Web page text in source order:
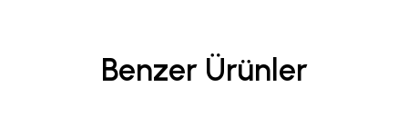
Benzer Ürünler